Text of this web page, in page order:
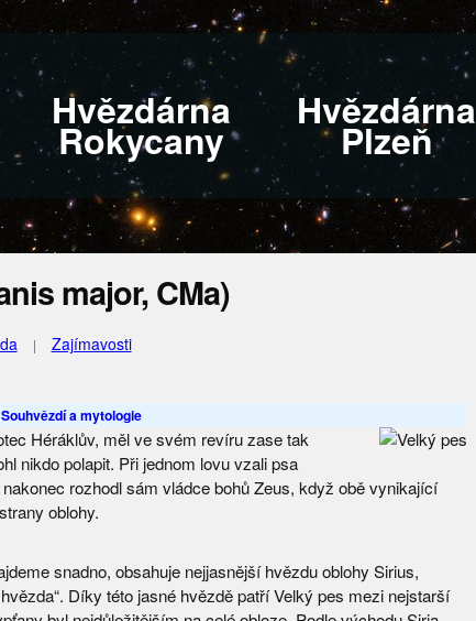
Hvězdárna
Rokycany
Hvězdárna
Plzeň
major, CMa)
Zajímavosti
Souhvězdí a mytologie
Héráklův, měl ve svém revíru zase tak
nikdo polapit. Při jednom lovu vzali psa
rozhodl sám vládce bohů Zeus, když obě vynikající
oblohy.
snadno, obsahuje nejjasnější hvězdu oblohy Sirius,
Díky této jasné hvězdě patří Velký pes mezi nejstarší